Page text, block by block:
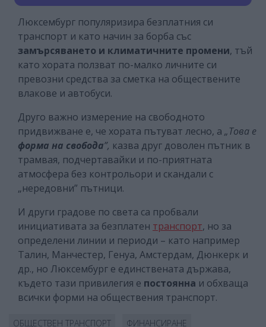
Люксембург популяризира безплатния си
транспорт и като начин за борба със
замърсяването и климатичните промени, тъй
като хората ползват по-малко личните си
превозни средства за сметка на обществените
влакове и автобуси.
Друго важно измерение на свободното
придвижване е, че хората пътуват лесно, а „Това е
форма на свобода”, казва друг доволен пътник в
трамвая, подчертавайки и по-приятната
атмосфера без контрольори и скандали с
„нередовни” пътници.
И други градове по света са пробвали
инициативата за безплатен транспорт, но за
определени линии и периоди – като например
Талин, Манчестер, Генуа, Амстердам, Дюнкерк и
др., но Люксембург е единствената държава,
където тази привилегия е постоянна и обхваща
всички форми на обществения транспорт.
ОБЩЕСТВЕН ТРАНСПОРТ ФИНАНСИРАНЕ